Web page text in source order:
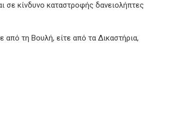
σε κίνδυνο καταστροφής δανειολήπτες
από τη Βουλή, είτε από τα Δικαστήρια,